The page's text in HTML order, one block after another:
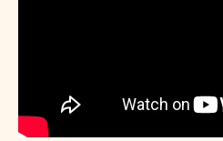
2025年6月25日
信用事業諸手数料の改定について